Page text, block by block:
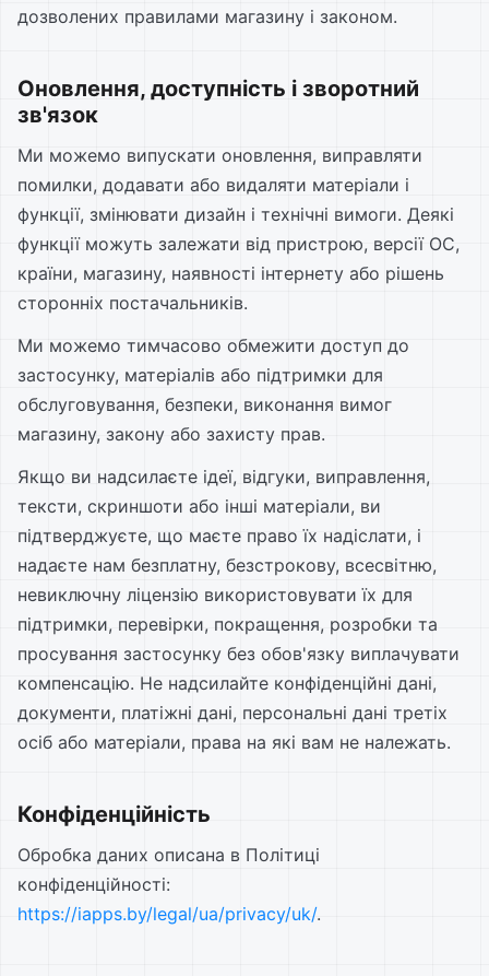
дозволених правилами магазину і законом.
Оновлення, доступність і зворотний
зв'язок
Ми можемо випускати оновлення, виправляти
помилки, додавати або видаляти матеріали і
функції, змінювати дизайн і технічні вимоги. Деякі
функції можуть залежати від пристрою, версії ОС,
країни, магазину, наявності інтернету або рішень
сторонніх постачальників.
Ми можемо тимчасово обмежити доступ до
застосунку, матеріалів або підтримки для
обслуговування, безпеки, виконання вимог
магазину, закону або захисту прав.
Якщо ви надсилаєте ідеї, відгуки, виправлення,
тексти, скриншоти або інші матеріали, ви
підтверджуєте, що маєте право їх надіслати, і
надаєте нам безплатну, безстрокову, всесвітню,
невиключну ліцензію використовувати їх для
підтримки, перевірки, покращення, розробки та
просування застосунку без обов'язку виплачувати
компенсацію. Не надсилайте конфіденційні дані,
документи, платіжні дані, персональні дані третіх
осіб або матеріали, права на які вам не належать.
Конфіденційність
Обробка даних описана в Політиці
конфіденційності:
https://iapps.by/legal/ua/privacy/uk/.